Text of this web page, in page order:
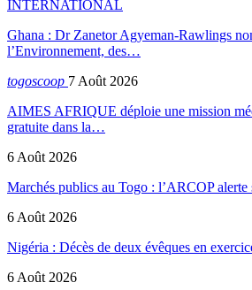
INTERNATIONAL
Ghana : Dr Zanetor Agyeman-Rawlings
l’Environnement, des…
togoscoop 7 Août 2026
AIMES AFRIQUE déploie une mission
gratuite dans la…
6 Août 2026
Marchés publics au Togo : l’ARCOP
6 Août 2026
Nigéria : Décès de deux évêques en
6 Août 2026